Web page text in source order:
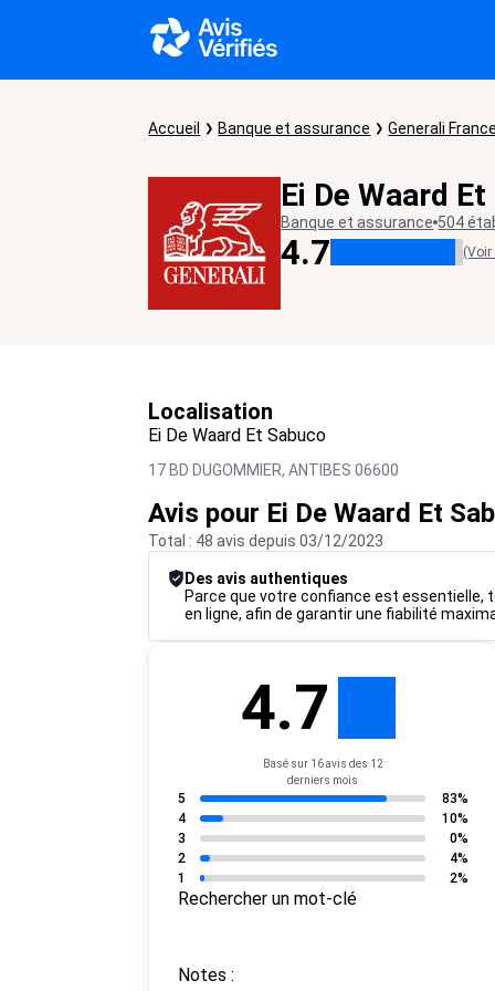
Accueil Banque et assurance Generali France
Ei De Waard
Banque et assurance 504
4.7 (Voir
Localisation
Ei De Waard Et Sabuco
17 BD DUGOMMIER, ANTIBES 06600
Avis pour Ei De Waard Et
Total : 48 avis depuis 03/12/2023
Des avis authentiques
Parce que votre confiance est essentielle,
en ligne, afin de garantir une fiabilité
4.7
Basé sur 16 avis des 12
derniers mois
5
83%
4
10%
3
0%
2
4%
1
2%
Rechercher un mot-clé
Notes :